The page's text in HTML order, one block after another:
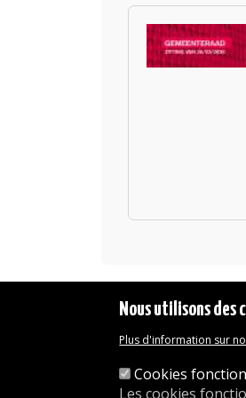
Mentions légales
Déclaration
Transparence
Nous utilisons
Plus d'information sur
Cookies
Les cookies